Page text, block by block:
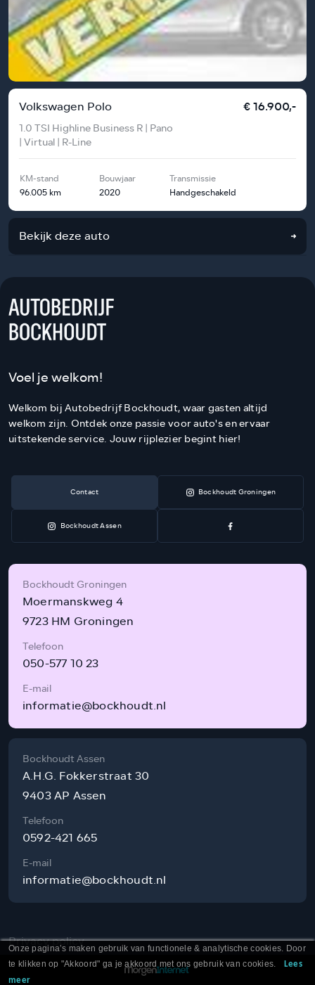
Volkswagen Polo
1.0 TSI Highline Business R | Pano
| Virtual | R-Line
€ 16.900,-
KM-stand
96.005 km
Bouwjaar
2020
Transmissie
Handgeschakeld
Bekijk deze auto
Voel je welkom!
Welkom bij Autobedrijf Bockhoudt, waar gasten altijd
welkom zijn. Ontdek onze passie voor auto's en ervaar
uitstekende service. Jouw rijplezier begint hier!
Contact Bockhoudt Groningen
Bockhoudt Assen
Bockhoudt Groningen
Moermanskweg 4
9723 HM Groningen
Telefoon
050-577 10 23
E-mail
informatie@bockhoudt.nl
Bockhoudt Assen
A.H.G. Fokkerstraat 30
9403 AP Assen
Telefoon
0592-421 665
E-mail
informatie@bockhoudt.nl
Privacy policy
Onze pagina’s maken gebruik van functionele & analytische cookies. Door
te klikken op "Akkoord" ga je akkoord met ons gebruik van cookies.
Lees
meer